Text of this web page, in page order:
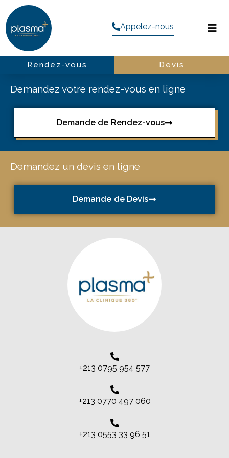
Appelez-nous
Rendez-vous Devis
Demandez votre rendez-vous en ligne
Demande de Rendez-vous
Demandez un devis en ligne
Demande de Devis
+213 0795 954 577
+213 0770 497 060
+213 0553 33 96 51